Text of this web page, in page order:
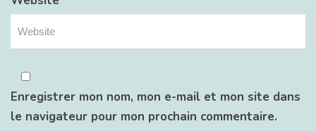
Enregistrer mon nom, mon e-mail et mon site dans
le navigateur pour mon prochain commentaire.